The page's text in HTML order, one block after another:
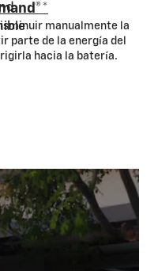
manualmente la
parte de la energía del
hacia la batería.